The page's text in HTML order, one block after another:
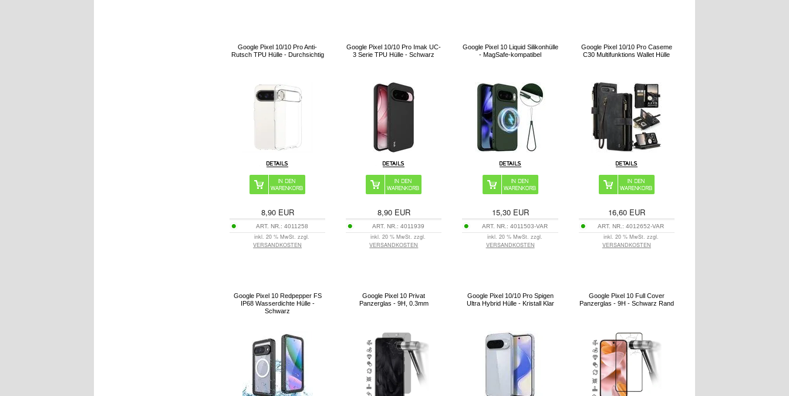
Google Pixel 10/10 Pro Anti-
Rutsch TPU Hülle - Durchsichtig
8,90EUR
ART. NR.: 4011258
inkl. 20 % MwSt. zzgl.
VERSANDKOSTEN
Google Pixel 10/10 Pro Imak UC-
3 Serie TPU Hülle - Schwarz
8,90EUR
ART. NR.: 4011939
inkl. 20 % MwSt. zzgl.
VERSANDKOSTEN
Google Pixel 10 Liquid Silikonhülle
- MagSafe-kompatibel
15,30EUR
ART. NR.: 4011503-VAR
inkl. 20 % MwSt. zzgl.
VERSANDKOSTEN
Google Pixel 10/10 Pro Caseme
C30 Multifunktions Wallet Hülle
16,60EUR
ART. NR.:4012652-VAR
inkl. 20 % MwSt. zzgl.
VERSANDKOSTEN
Google Pixel 10 Redpepper FS
IP68 Wasserdichte Hülle -
Schwarz
Google Pixel 10 Privat
Panzerglas - 9H, 0.3mm
Google Pixel 10/10 Pro Spigen
Ultra Hybrid Hülle - Kristall Klar
Google Pixel 10 Full Cover
Panzerglas - 9H - Schwarz Rand